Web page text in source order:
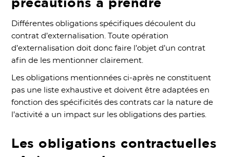
Différentes obligations spécifiques découlent du
contrat d’externalisation. Toute opération
d’externalisation doit donc faire l’objet d’un contrat
afin de les mentionner clairement.
Les obligations mentionnées ci-après ne constituent
pas une liste exhaustive et doivent être adaptées en
fonction des spécificités des contrats car la nature de
l’activité a un impact sur les obligations des parties.
Les obligations contractuelles